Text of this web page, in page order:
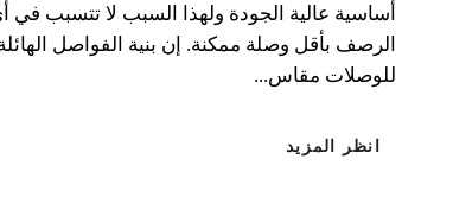
للوصلات مقاس...
انظر المزيد